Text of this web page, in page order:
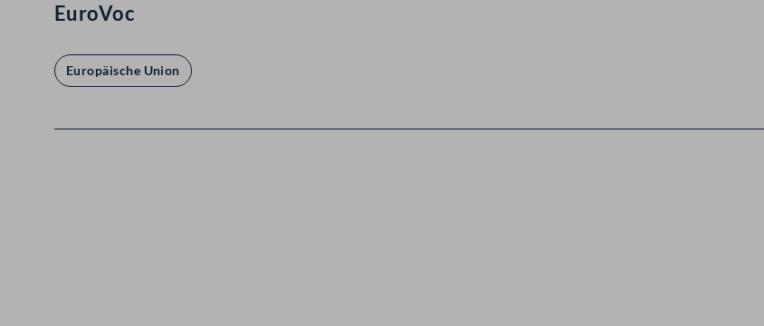
EuroVoc
Europäische Union